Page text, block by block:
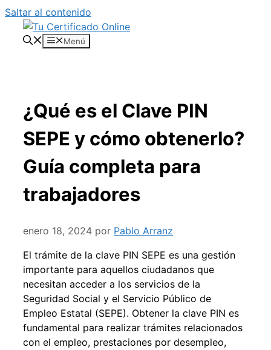
Saltar al contenido
Menú
¿Qué es el Clave PIN
SEPE y cómo obtenerlo?
Guía completa para
trabajadores
enero 18, 2024 por Pablo Arranz
El trámite de la clave PIN SEPE es una gestión
importante para aquellos ciudadanos que
necesitan acceder a los servicios de la
Seguridad Social y el Servicio Público de
Empleo Estatal (SEPE). Obtener la clave PIN es
fundamental para realizar trámites relacionados
con el empleo, prestaciones por desempleo,